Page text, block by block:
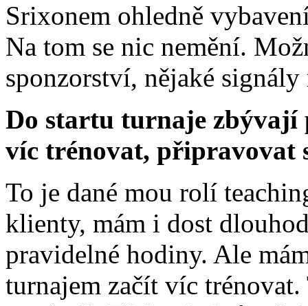
Srixonem ohledně
Na tom se nic nemění.
sponzorství, nějaké
Do startu turnaje zbývají
víc trénovat, připravovat
To je dané mou rolí
klienty, mám i dost
pravidelné hodiny. Ale
turnajem začít víc